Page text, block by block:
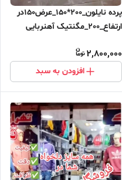
پرده نایلون_200*150_عرض150در
ارتفاع_200_مگنتیک آهنربایی
2,800,000
افزودن به سبد